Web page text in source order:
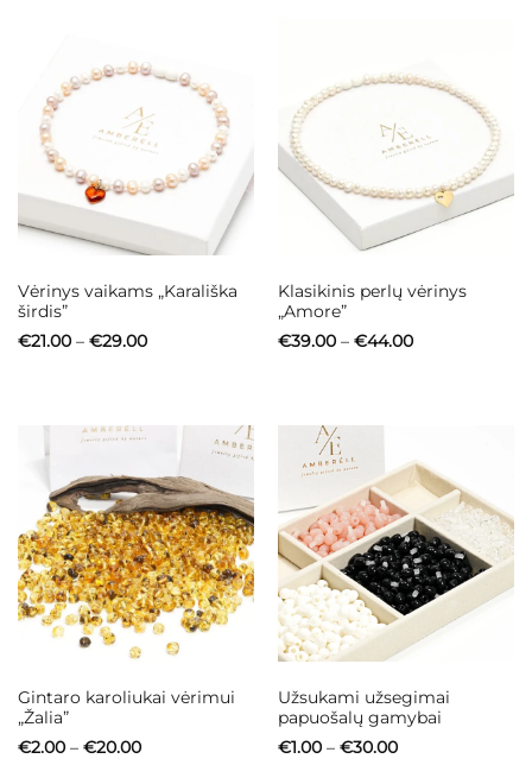
Vėrinys vaikams „Karališka
širdis”
€21.00 – €29.00Price
Klasikinis perlų vėrinys
„Amore”
€39.00 – €44.00Price
Gintaro karoliukai vėrimui
„Žalia”
€2.00 – €20.00Price
Užsukami užsegimai
papuošalų gamybai
€1.00 – €30.00Price